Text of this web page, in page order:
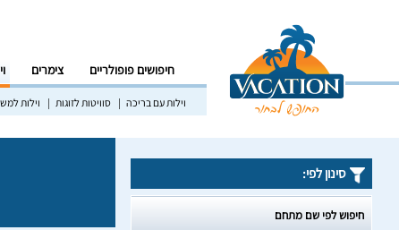
חיפושים פופולריים צימרים
וילות עם בריכה סוויטות לזוגות וילות
סינון לפי:
חיפוש לפי שם מתחם